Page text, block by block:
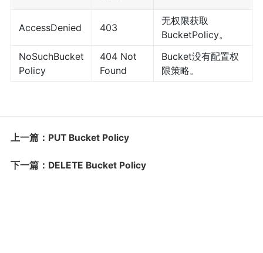
AccessDenied 403
无权限获取
BucketPolicy。
NoSuchBucket
Policy
404 Not
Found
Bucket没有配置权
限策略。
上一篇：PUT Bucket Policy
下一篇：DELETE Bucket Policy